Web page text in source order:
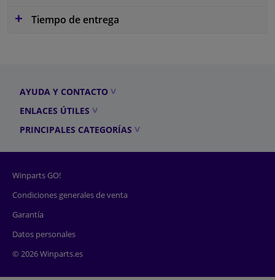
Tiempo de entrega
AYUDA Y CONTACTO
ENLACES ÚTILES
PRINCIPALES CATEGORÍAS
Winparts GO!
Condiciones generales de venta
Garantía
Datos personales
© 2026 Winparts.es